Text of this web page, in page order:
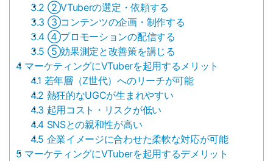
3.2 ②VTuberの選定・依頼する
3.3 ③コンテンツの企画・制作する
3.4 ④プロモーションの配信する
3.5 ⑤効果測定と改善策を講じる
4マーケティングにVTuberを起用するメリット
4.1 若年層（Z世代）へのリーチが可能
4.2 熱狂的なUGCが生まれやすい
4.3 起用コスト・リスクが低い
4.4 SNSとの親和性が高い
4.5 企業イメージに合わせた柔軟な対応が可能
5 マーケティングにVTuberを起用するデメリット